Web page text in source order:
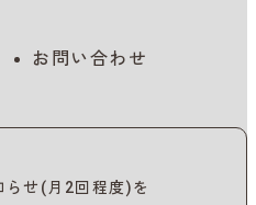
お問い合わせ
らせ(月2回程度)を